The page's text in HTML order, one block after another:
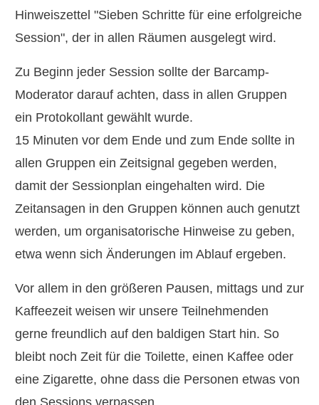
Hinweiszettel "Sieben Schritte für eine erfolgreiche
Session", der in allen Räumen ausgelegt wird.
Zu Beginn jeder Session sollte der Barcamp-
Moderator darauf achten, dass in allen Gruppen
ein Protokollant gewählt wurde.
15 Minuten vor dem Ende und zum Ende sollte in
allen Gruppen ein Zeitsignal gegeben werden,
damit der Sessionplan eingehalten wird. Die
Zeitansagen in den Gruppen können auch genutzt
werden, um organisatorische Hinweise zu geben,
etwa wenn sich Änderungen im Ablauf ergeben.
Vor allem in den größeren Pausen, mittags und zur
Kaffeezeit weisen wir unsere Teilnehmenden
gerne freundlich auf den baldigen Start hin. So
bleibt noch Zeit für die Toilette, einen Kaffee oder
eine Zigarette, ohne dass die Personen etwas von
den Sessions verpassen.